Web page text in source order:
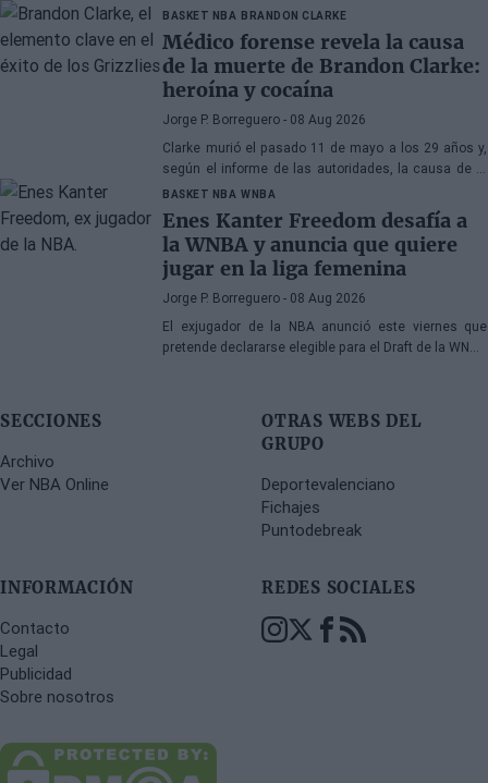
primera ronda, jóvenes talentos o una combinación
de ambos
BASKET NBA BRANDON CLARKE
Médico forense revela la causa
de la muerte de Brandon Clarke:
heroína y cocaína
Jorge P. Borreguero - 08 Aug 2026
Clarke murió el pasado 11 de mayo a los 29 años y,
según el informe de las autoridades, la causa de la
muerte fueron los efectos de la heroína y la cocaína
BASKET NBA WNBA
Enes Kanter Freedom desafía a
la WNBA y anuncia que quiere
jugar en la liga femenina
Jorge P. Borreguero - 08 Aug 2026
El exjugador de la NBA anunció este viernes que
pretende declararse elegible para el Draft de la WNBA
SECCIONES
Archivo
Ver NBA Online
OTRAS WEBS DEL
GRUPO
Deportevalenciano
Fichajes
Puntodebreak
INFORMACIÓN
Contacto
Legal
Publicidad
Sobre nosotros
REDES SOCIALES